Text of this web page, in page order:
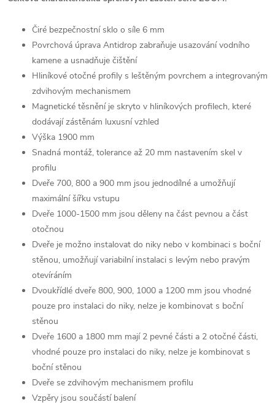
Čiré bezpečnostní sklo o síle 6 mm
Povrchová úprava Antidrop zabraňuje usazování vodního
kamene a usnadňuje čištění
Hliníkové otočné profily s leštěným povrchem a integrovaným
zdvihovým mechanismem
Magnetické těsnění je skryto v hliníkových profilech, které
dodávají zástěnám luxusní vzhled
Výška 1900 mm
Snadná montáž, tolerance až 20 mm nastavením skel v
profilu
Dveře 700, 800 a 900 mm jsou jednodílné a umožňují
maximální šířku vstupu
Dveře 1000-1500 mm jsou děleny na část pevnou a část
otočnou
Dveře je možno instalovat do niky nebo v kombinaci s boční
stěnou, umožňují variabilní instalaci s levým nebo pravým
otevíráním
Dvoukřídlé dveře 800, 900, 1000 a 1200 mm jsou vhodné
pouze pro instalaci do niky, nelze je kombinovat s boční
stěnou
Dveře 1600 a 1800 mm mají 2 pevné části a 2 otočné části,
vhodné pouze pro instalaci do niky, nelze je kombinovat s
boční stěnou
Dveře se zdvihovým mechanismem profilu
Vzpěry jsou součástí balení